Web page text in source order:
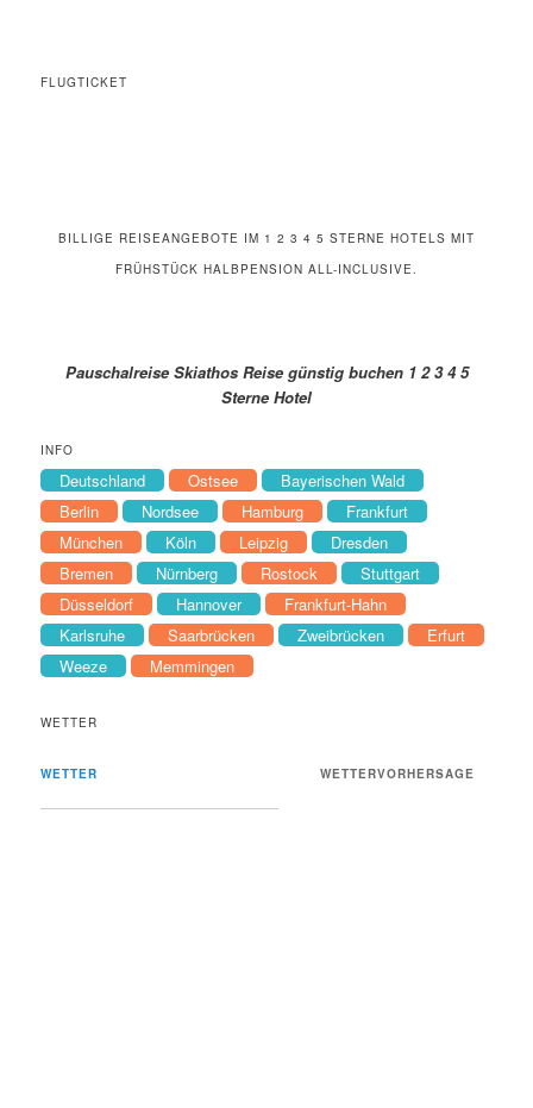
FLUGTICKET
BILLIGE REISEANGEBOTE IM 1 2 3 4 5 STERNE HOTELS MIT
FRÜHSTÜCK HALBPENSION ALL-INCLUSIVE.
Pauschalreise Skiathos Reise günstig buchen 1 2 3 4 5
Sterne Hotel
INFO
Deutschland Ostsee
Bayerischen Wald
Berlin
Nordsee Hamburg
Frankfurt
München
Köln Leipzig
Dresden
Bremen
Nürnberg Rostock
Stuttgart
Düsseldorf
Hannover
Frankfurt-Hahn
Karlsruhe
Saarbrücken Zweibrücken
Erfurt
Weeze
Memmingen
WETTER
WETTER WETTERVORHERSAGE